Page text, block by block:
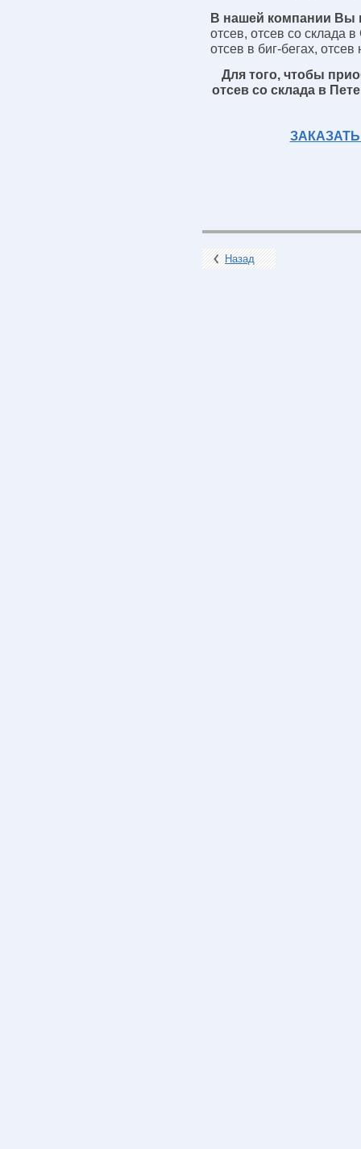
В нашей компании Вы
отсев, отсев со склада
отсев в биг-бегах,
Для того, чтобы
отсев со склада в
Назад